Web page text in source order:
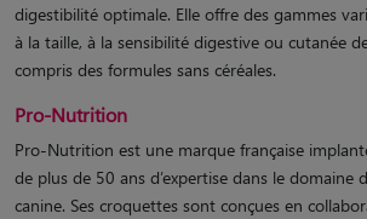
digestibilité optimale. Elle offre des gammes
à la taille, à la sensibilité digestive ou cutanée
compris des formules sans céréales.
Pro-Nutrition
Pro-Nutrition est une marque française
de plus de 50 ans d’expertise dans le domaine
canine. Ses croquettes sont conçues en